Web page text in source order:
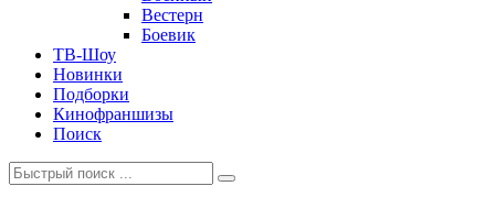
Вестерн
Боевик
ТВ-Шоу
Новинки
Подборки
Кинофраншизы
Поиск